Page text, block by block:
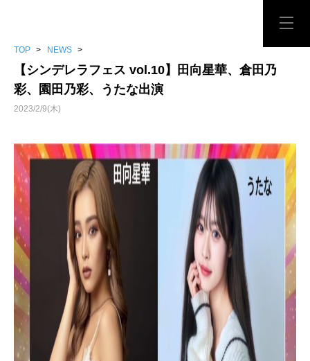
TOP > NEWS >
【シンデレラフェス vol.10】田向星華、倉田乃
彩、園田乃彩、うたな出演
2023/2/9(木)